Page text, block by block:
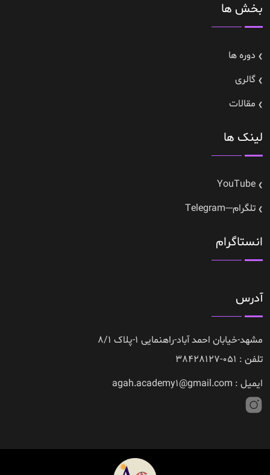
بخش ها
دوره ها
گالری
مقالات
لینک ها
YouTube
تلگرام---Telegram
انستاگرام
آدرس
مشهد-خیابان احمد آباد-راهنمایی 1-پلاک 8/1
تلفن : 051-38428127
ایمیل : agah.academy1@gmail.com